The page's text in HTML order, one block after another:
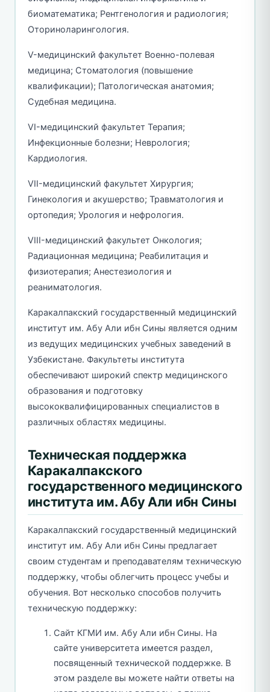
биоматематика; Рентгенология и радиология;
Оториноларингология.
V-медицинский факультет Военно-полевая
медицина; Стоматология (повышение
квалификации); Патологическая анатомия;
Судебная медицина.
VI-медицинский факультет Терапия;
Инфекционные болезни; Неврология;
Кардиология.
VII-медицинский факультет Хирургия;
Гинекология и акушерство; Травматология и
ортопедия; Урология и нефрология.
VIII-медицинский факультет Онкология;
Радиационная медицина; Реабилитация и
физиотерапия; Анестезиология и
реаниматология.
Каракалпакский государственный медицинский
институт им. Абу Али ибн Сины является одним
из ведущих медицинских учебных заведений в
Узбекистане. Факультеты института
обеспечивают широкий спектр медицинского
образования и подготовку
высококвалифицированных специалистов в
различных областях медицины.
Техническая поддержка
Каракалпакского
государственного медицинского
института им. Абу Али ибн Сины
Каракалпакский государственный медицинский
институт им. Абу Али ибн Сины предлагает
своим студентам и преподавателям техническую
поддержку, чтобы облегчить процесс учебы и
обучения. Вот несколько способов получить
техническую поддержку:
Сайт КГМИ им. Абу Али ибн Сины. На
сайте университета имеется раздел,
посвященный технической поддержке. В
этом разделе вы можете найти ответы на